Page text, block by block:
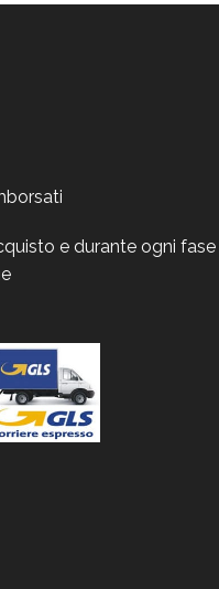
e durante ogni fase